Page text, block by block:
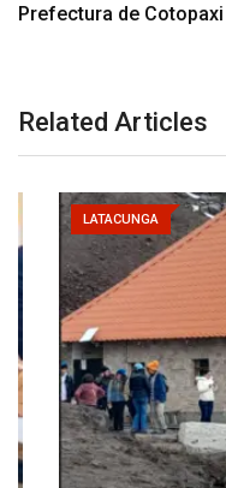
Prefectura de Cotopaxi
Related Articles
LATACUNGA